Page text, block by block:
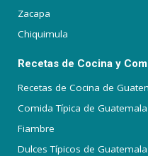
Zacapa
Chiquimula
Recetas de Cocina y
Recetas de Cocina de
Comida Típica de Guatemala
Fiambre
Dulces Típicos de Guatemala